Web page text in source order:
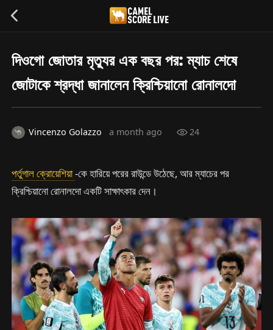
দিওগো জোতার মৃত্যুর এক বছর পর: ম্যাচ শেষে
জোটাকে শ্রদ্ধা জানালেন ক্রিশ্চিয়ানো রোনালদো
Vincenzo Golazzo a month ago 24
পর্তুগালক্রোয়েশিয়া-কে হারিয়ে পরের রাউন্ডে উঠেছে, আর ম্যাচের পর
ক্রিশ্চিয়ানো রোনালদো একটি সাক্ষাৎকার দেন।